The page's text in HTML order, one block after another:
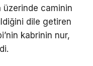
üzerinde caminin
dile getiren
kabrinin nur,